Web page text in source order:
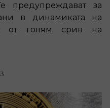
предупреждават за
в динамиката на
от голям срив на